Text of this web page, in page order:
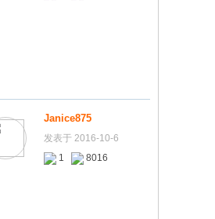
Janice875
发表于 2016-10-6
1
8016